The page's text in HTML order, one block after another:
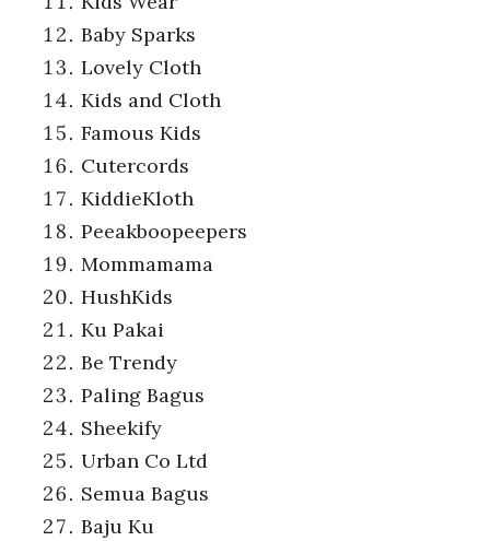
Baby Sparks
Lovely Cloth
Kids and Cloth
Famous Kids
Cutercords
KiddieKloth
Peeakboopeepers
Mommamama
HushKids
Ku Pakai
Be Trendy
Paling Bagus
Sheekify
Urban Co Ltd
Semua Bagus
Baju Ku